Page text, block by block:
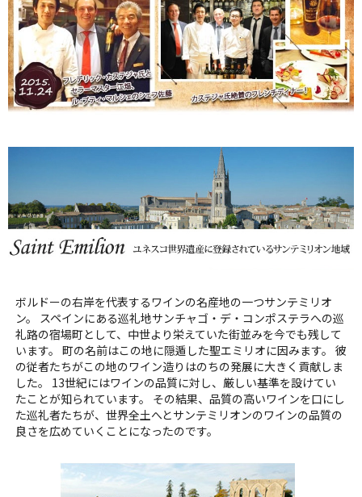
ボルドーの右岸を代表するワインの名産地の一つサンテミリオ
ン。 スペインにある巡礼地サンチャゴ・デ・コンポステラへの巡
礼路の宿場町として、中世より栄えていた街並みを今でも残して
います。 町の名前はこの地に隠遁した聖エミリオに因みます。 彼
の従者たちがこの地のワイン造りはのちの発展に大きく貢献しま
した。 13世紀にはワインの品質に対し、厳しい基準を設けてい
たことが知られています。 その結果、品質の高いワインを口にし
た巡礼者たちが、世界全土へとサンテミリオンのワインの品質の
良さを広めていくことになったのです。